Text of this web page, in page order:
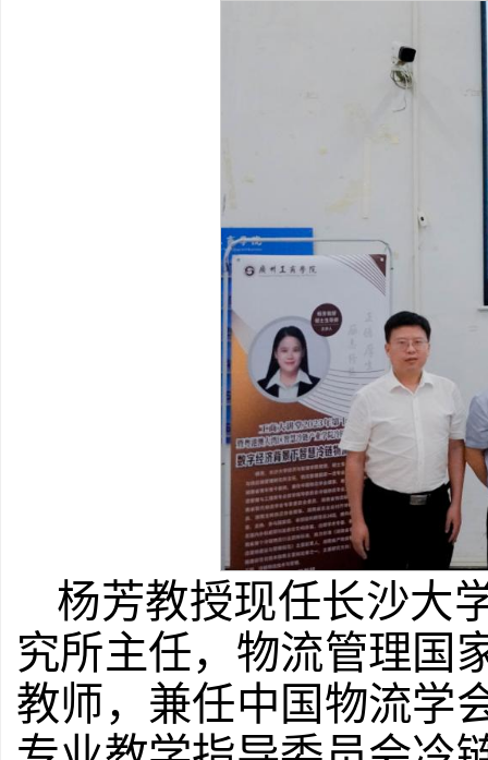
杨芳教授现任长沙大
究所主任，物流管理国
教师，兼任中国物流学